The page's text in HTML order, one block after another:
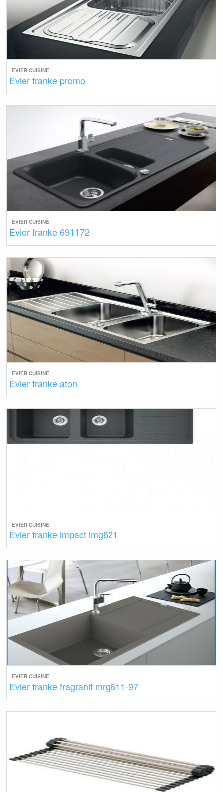
EVIER CUISINE
Evier franke promo
EVIER CUISINE
Evier franke 691172
EVIER CUISINE
Evier franke aton
EVIER CUISINE
Evier franke impact img621
EVIER CUISINE
Evier franke fragranit mrg611-97